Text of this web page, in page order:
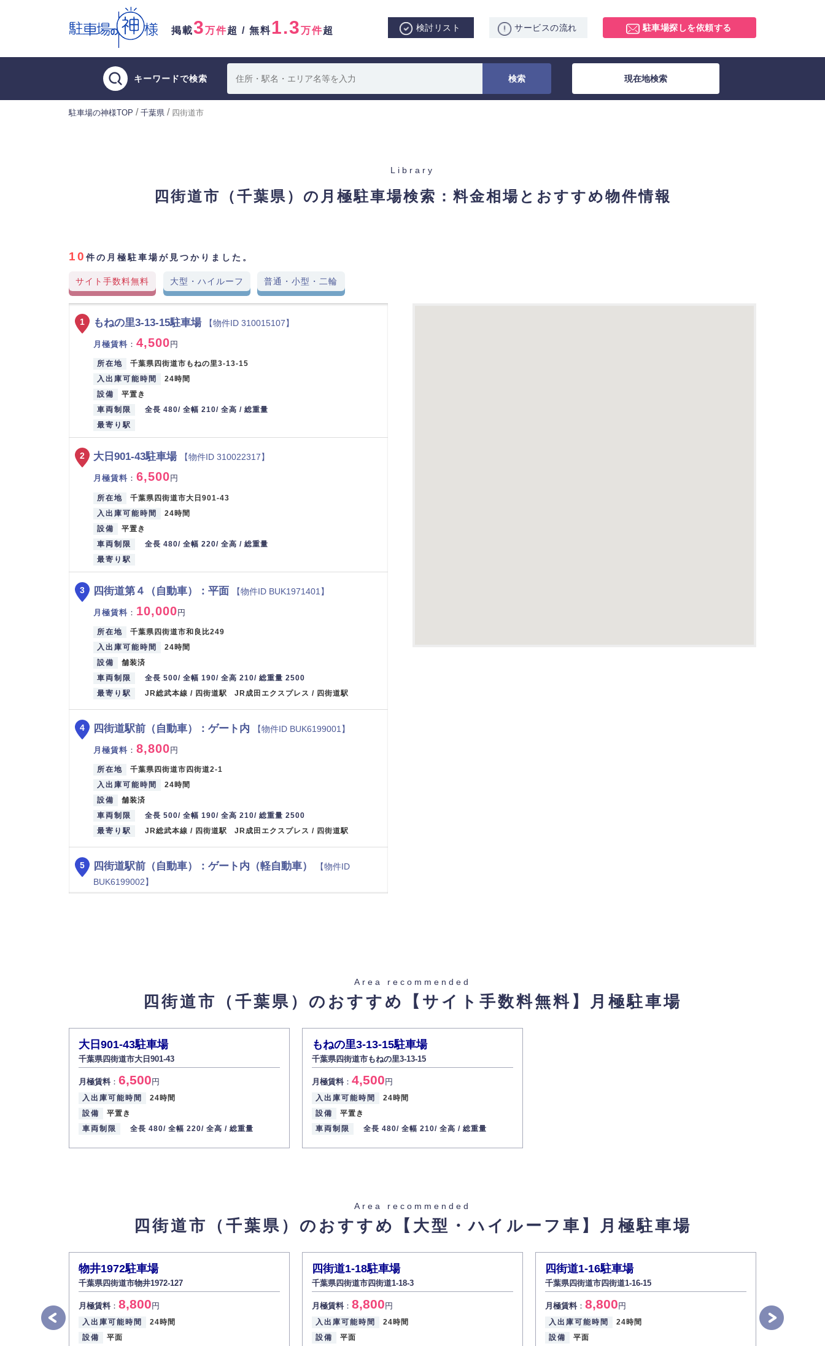
掲載3万件超 / 無料1.3万件超 検討リスト サービスの流れ 駐車場探しを依頼する
キーワードで検索 現在地検索
駐車場の神様TOP / 千葉県 / 四街道市
Library
四街道市（千葉県）の月極駐車場検索： 料金相場とおすすめ物件情報
10 件の月極駐車場が見つかりました。
サイト手数料無料 大型・ハイルーフ 普通・小型・二輪
もねの里3-13-15駐車場 【物件ID 310015107】
月極賃料 ： 4,500 円
所在地
千葉県四街道市もねの里3-13-15
入出庫可能時間
24時間
設備
平置き
車両制限
全長 480/ 全幅 210/ 全高 / 総重量
最寄り駅
1
大日901-43駐車場 【物件ID 310022317】
月極賃料 ： 6,500 円
所在地
千葉県四街道市大日901-43
入出庫可能時間
24時間
設備
平置き
車両制限
全長 480/ 全幅 220/ 全高 / 総重量
最寄り駅
2
四街道第４（自動車）：平面 【物件ID BUK1971401】
月極賃料 ： 10,000円
所在地
千葉県四街道市和良比249
入出庫可能時間
24時間
設備
舗装済
車両制限
全長 500/ 全幅 190/ 全高 210/ 総重量 2500
最寄り駅
JR総武本線 / 四街道駅 JR成田エクスプレス / 四街道駅
3
四街道駅前（自動車）：ゲート内 【物件ID BUK6199001】
月極賃料 ： 8,800 円
所在地
千葉県四街道市四街道2-1
入出庫可能時間
24時間
設備
舗装済
車両制限
全長 500/ 全幅 190/ 全高 210/ 総重量 2500
最寄り駅
JR総武本線 / 四街道駅 JR成田エクスプレス / 四街道駅
4
四街道駅前（自動車）：ゲート内（軽自動車）
【物件ID
BUK6199002】
JR総武本線 / 四街道駅 JR成田エクスプレス / 四街道駅
5
月極賃料：7,700
所在地
千葉県四街道市鹿渡字氾933-141
入出庫可能時間
四街道1-16駐車場【物件ID 611645】
月極賃料： 8,800 円
所在地
8
Area recommended
四街道市（千葉県）のおすすめ 【サイト手数料無料】月極駐車場
大日901-43駐車場
千葉県四街道市大日901-43
月極賃料： 6,500円
入出庫可能時間
24時間
設備
平置き
車両制限
全長 480/ 全幅 220/ 全高 / 総重量
もねの里3-13-15駐車場
千葉県四街道市もねの里3-13-15
月極賃料： 4,500円
入出庫可能時間
24時間
設備
平置き
車両制限
全長 480/ 全幅 210/ 全高 / 総重量
Area recommended
四街道市（千葉県）のおすすめ 【大型・ハイルーフ車】月極駐車場
物井1972駐車場
千葉県四街道市物井1972-127
月極賃料： 8,800円
入出庫可能時間
24時間
設備
平面
四街道1-18駐車場
千葉県四街道市四街道1-18-3
月極賃料： 8,800円
入出庫可能時間
24時間
設備
平面
四街道1-16駐車場
千葉県四街道市四街道1-16-15
月極賃料： 8,800円
入出庫可能時間
24時間
設備
平面
月極賃料
入出庫可